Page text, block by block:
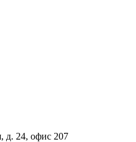
д. 24, офис 207